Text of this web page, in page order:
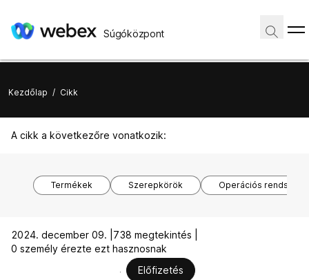
Súgóközpont
Kezdőlap / Cikk
A cikk a következőre vonatkozik:
Termékek Szerepkörök Operációs
2024. december 09. | 738 megtekintés |
0 személy érezte ezt hasznosnak
Előfizetés